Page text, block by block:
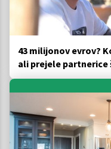
43 milijonov evrov?
ali prejele